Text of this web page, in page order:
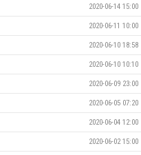
2020-06-14 15:00
2020-06-11 10:00
2020-06-10 18:58
2020-06-10 10:10
2020-06-09 23:00
2020-06-05 07:20
2020-06-04 12:00
2020-06-02 15:00